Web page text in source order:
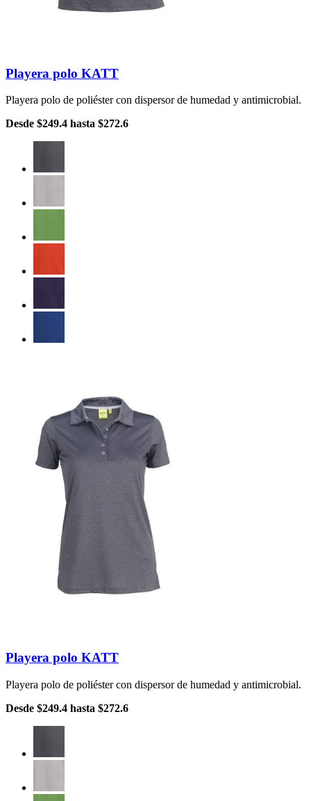
Playera polo KATT
Playera polo de poliéster con dispersor de humedad y antimicrobial.
Desde $249.4 hasta $272.6
Playera polo KATT
Playera polo de poliéster con dispersor de humedad y antimicrobial.
Desde $249.4 hasta $272.6